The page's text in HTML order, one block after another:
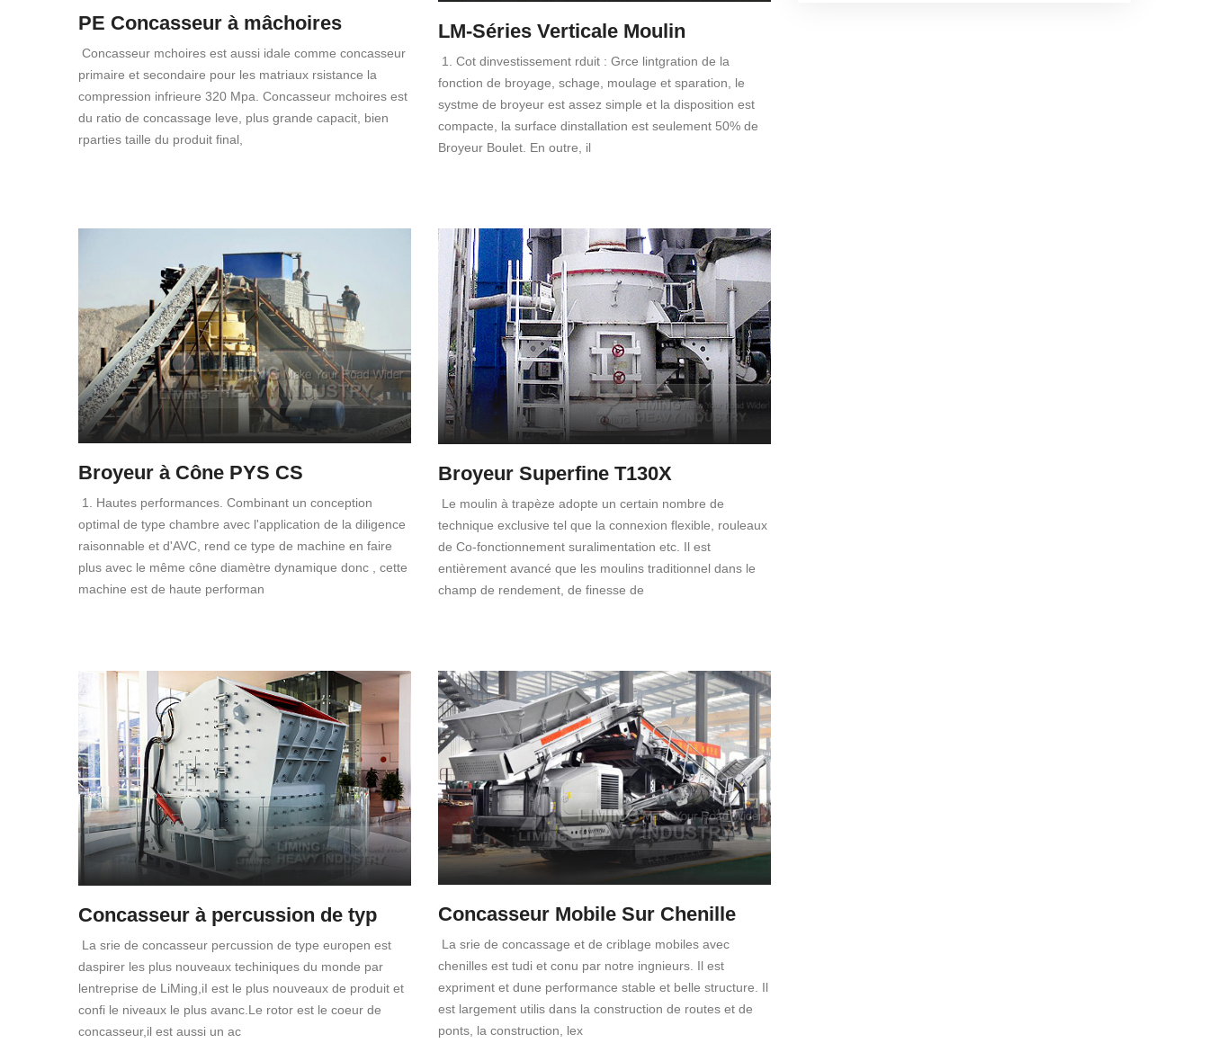
PE Concasseur à mâchoires
Concasseur mchoires est aussi idale comme concasseur
primaire et secondaire pour les matriaux rsistance la
compression infrieure 320 Mpa. Concasseur mchoires est
du ratio de concassage leve, plus grande capacit, bien
rparties taille du produit final,
LM-Séries Verticale Moulin
1. Cot dinvestissement rduit : Grce lintgration de la
fonction de broyage, schage, moulage et sparation, le
systme de broyeur est assez simple et la disposition est
compacte, la surface dinstallation est seulement 50% de
Broyeur Boulet. En outre, il
Broyeur à Cône PYS CS
1. Hautes performances. Combinant un conception
optimal de type chambre avec l'application de la diligence
raisonnable et d'AVC, rend ce type de machine en faire
plus avec le même cône diamètre dynamique donc , cette
machine est de haute performan
Broyeur Superfine T130X
Le moulin à trapèze adopte un certain nombre de
technique exclusive tel que la connexion flexible, rouleaux
de Co-fonctionnement suralimentation etc. Il est
entièrement avancé que les moulins traditionnel dans le
champ de rendement, de finesse de
Concasseur à percussion de typ
La srie de concasseur percussion de type europen est
daspirer les plus nouveaux techiniques du monde par
lentreprise de LiMing,iI est le plus nouveaux de produit et
confi le niveaux le plus avanc.Le rotor est le coeur de
concasseur,il est aussi un ac
Concasseur Mobile Sur Chenille
La srie de concassage et de criblage mobiles avec
chenilles est tudi et conu par notre ingnieurs. Il est
expriment et dune performance stable et belle structure. Il
est largement utilis dans la construction de routes et de
ponts, la construction, lex